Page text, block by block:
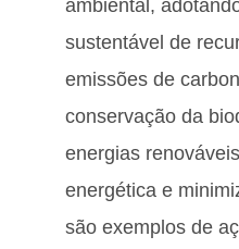
ambiental,
sustentável de
emissões de
conservação da
energias
energética e
são exemplos de